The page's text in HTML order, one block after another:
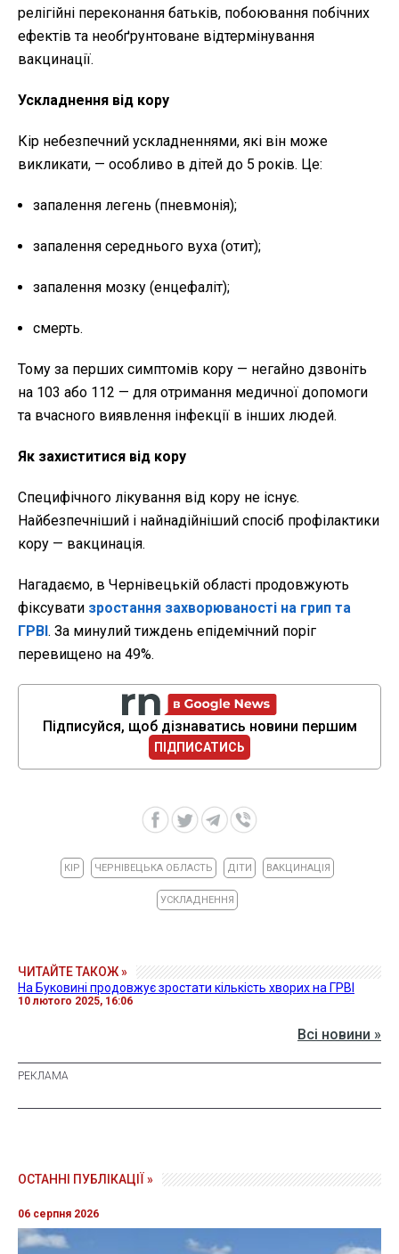
релігійні переконання батьків, побоювання побічних
ефектів та необґрунтоване відтермінування
вакцинації.
Ускладнення від кору
Кір небезпечний ускладненнями, які він може
викликати, — особливо в дітей до 5 років. Це:
запалення легень (пневмонія);
запалення середнього вуха (отит);
запалення мозку (енцефаліт);
смерть.
Тому за перших симптомів кору — негайно дзвоніть
на 103 або 112 — для отримання медичної допомоги
та вчасного виявлення інфекції в інших людей.
Як захиститися від кору
Специфічного лікування від кору не існує.
Найбезпечніший і найнадійніший спосіб профілактики
кору — вакцинація.
Нагадаємо, в Чернівецькій області продовжують
фіксувати зростання захворюваності на грип та
ГРВІ . За минулий тиждень епідемічний поріг
перевищено на 49%.
Підписуйся, щоб дізнаватись новини першим
ПІДПИСАТИСЬ
КІР ЧЕРНІВЕЦЬКА ОБЛАСТЬ ДІТИ ВАКЦИНАЦІЯ
УСКЛАДНЕННЯ
ЧИТАЙТЕ ТАКОЖ »
На Буковині продовжує зростати кількість хворих на ГРВІ
10 лютого 2025, 16:06
Всі новини »
ОСТАННІ ПУБЛІКАЦІЇ »
06 серпня 2026